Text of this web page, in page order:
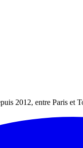
2012, entre Paris et